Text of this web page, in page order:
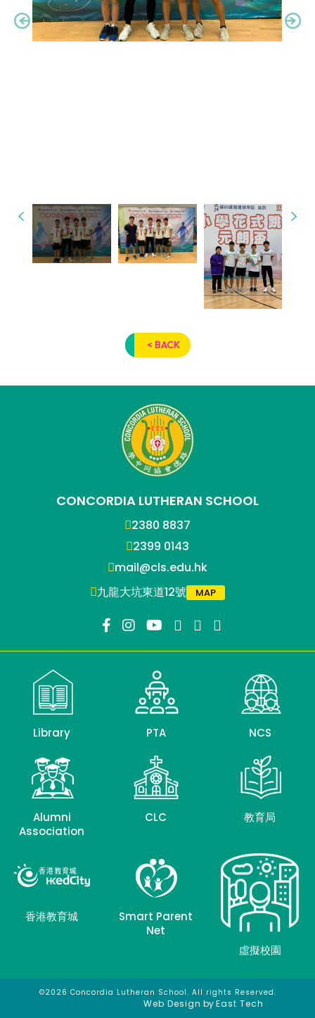
< BACK
CONCORDIA LUTHERAN SCHOOL
2380 8837
2399 0143
mail@cls.edu.hk
九龍大坑東道12號
MAP
Library PTA NCS
Alumni
Association
CLC 教育局
香港教育城
Smart Parent
Net
虛擬校園
©2026 Concordia Lutheran School. All rights Reserved.
Web Design byEast Tech